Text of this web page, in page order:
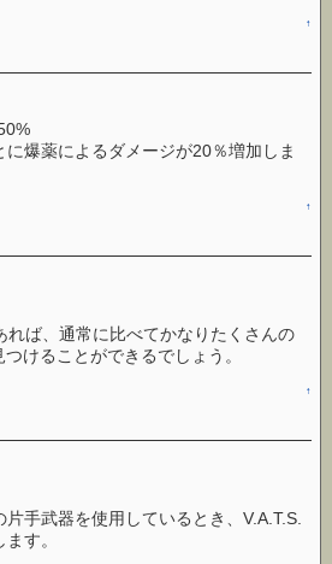
↑
爆薬によるダメージが20％増加しま
↑
ば、通常に比べてかなりたくさんの
けることができるでしょう。
↑
手武器を使用しているとき、V.A.T.S.
す。